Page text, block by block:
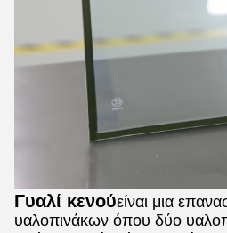
Γυαλί κενούείναι μια
υαλοπινάκων όπου δύο